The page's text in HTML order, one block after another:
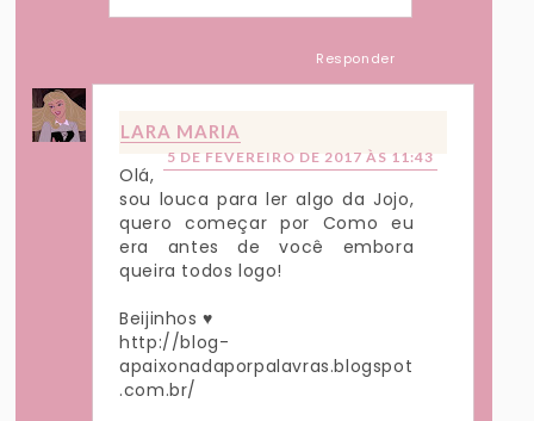
Responder
LARA MARIA
5 DE FEVEREIRO DE 2017 ÀS 11:43
Olá,
sou louca para ler algo da Jojo,
quero começar por Como eu
era antes de você embora
queira todos logo!
Beijinhos ♥
http://blog-
apaixonadaporpalavras.blogspot
.com.br/